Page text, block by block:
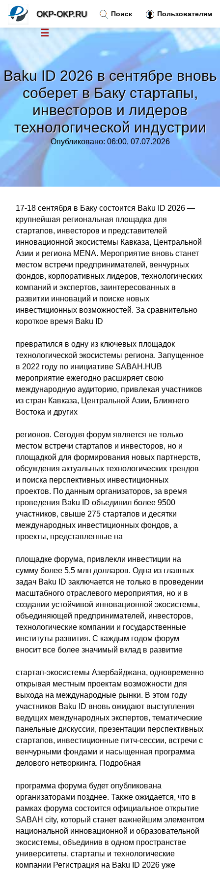
Baku ID 2026 в сентябре вновь
соберет в Баку стартапы,
инвесторов и лидеров
технологической индустрии
Опубликовано: 06:00, 07.07.2026
17-18 сентября в Баку состоится Baku ID 2026 —
крупнейшая региональная площадка для
стартапов, инвесторов и представителей
инновационной экосистемы Кавказа, Центральной
Азии и региона MENA. Мероприятие вновь станет
местом встречи предпринимателей, венчурных
фондов, корпоративных лидеров, технологических
компаний и экспертов, заинтересованных в
развитии инноваций и поиске новых
инвестиционных возможностей. За сравнительно
короткое время Baku ID
превратился в одну из ключевых площадок
технологической экосистемы региона. Запущенное
в 2022 году по инициативе SABAH.HUB
мероприятие ежегодно расширяет свою
международную аудиторию, привлекая участников
из стран Кавказа, Центральной Азии, Ближнего
Востока и других
регионов. Сегодня форум является не только
местом встречи стартапов и инвесторов, но и
площадкой для формирования новых партнерств,
обсуждения актуальных технологических трендов
и поиска перспективных инвестиционных
проектов. По данным организаторов, за время
проведения Baku ID объединил более 9500
участников, свыше 275 стартапов и десятки
международных инвестиционных фондов, а
проекты, представленные на
площадке форума, привлекли инвестиции на
сумму более 5,5 млн долларов. Одна из главных
задач Baku ID заключается не только в проведении
масштабного отраслевого мероприятия, но и в
создании устойчивой инновационной экосистемы,
объединяющей предпринимателей, инвесторов,
технологические компании и государственные
институты развития. С каждым годом форум
вносит все более значимый вклад в развитие
стартап-экосистемы Азербайджана, одновременно
открывая местным проектам возможности для
выхода на международные рынки. В этом году
участников Baku ID вновь ожидают выступления
ведущих международных экспертов, тематические
панельные дискуссии, презентации перспективных
стартапов, инвестиционные питч-сессии, встречи с
венчурными фондами и насыщенная программа
делового нетворкинга. Подробная
программа форума будет опубликована
организаторами позднее. Также ожидается, что в
рамках форума состоится официальное открытие
SABAH city, который станет важнейшим элементом
национальной инновационной и образовательной
экосистемы, объединив в одном пространстве
университеты, стартапы и технологические
компании Регистрация на Baku ID 2026 уже
Поиск Пользователям
OKP-OKP.RU
☰
Тренды новостей»
Рубрики»
Правила »